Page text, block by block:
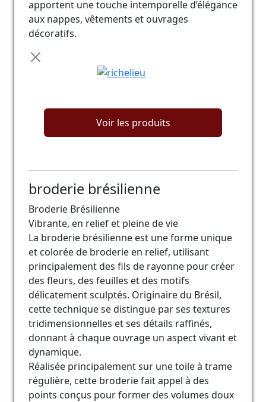
apportent une touche intemporelle d’élégance
aux nappes, vêtements et ouvrages
décoratifs.
Voir les produits
broderie brésilienne
Broderie Brésilienne
Vibrante, en relief et pleine de vie
La broderie brésilienne est une forme unique
et colorée de broderie en relief, utilisant
principalement des fils de rayonne pour créer
des fleurs, des feuilles et des motifs
délicatement sculptés. Originaire du Brésil,
cette technique se distingue par ses textures
tridimensionnelles et ses détails raffinés,
donnant à chaque ouvrage un aspect vivant et
dynamique.
Réalisée principalement sur une toile à trame
régulière, cette broderie fait appel à des
points conçus pour former des volumes doux